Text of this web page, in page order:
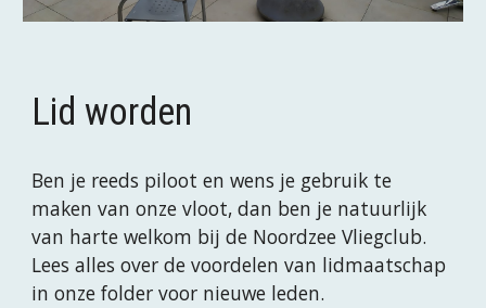
Lid worden
Ben je reeds piloot en wens je gebruik te
maken van onze vloot, dan ben je natuurlijk
van harte welkom bij de Noordzee Vliegclub.
Lees alles over de voordelen van lidmaatschap
in onzefolder voor nieuwe leden.